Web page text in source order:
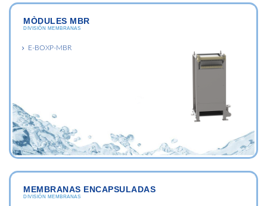
MÒDULES MBR
DIVISIÓN MEMBRANAS
E-BOXP-MBR
MEMBRANAS ENCAPSULADAS
DIVISIÓN MEMBRANAS